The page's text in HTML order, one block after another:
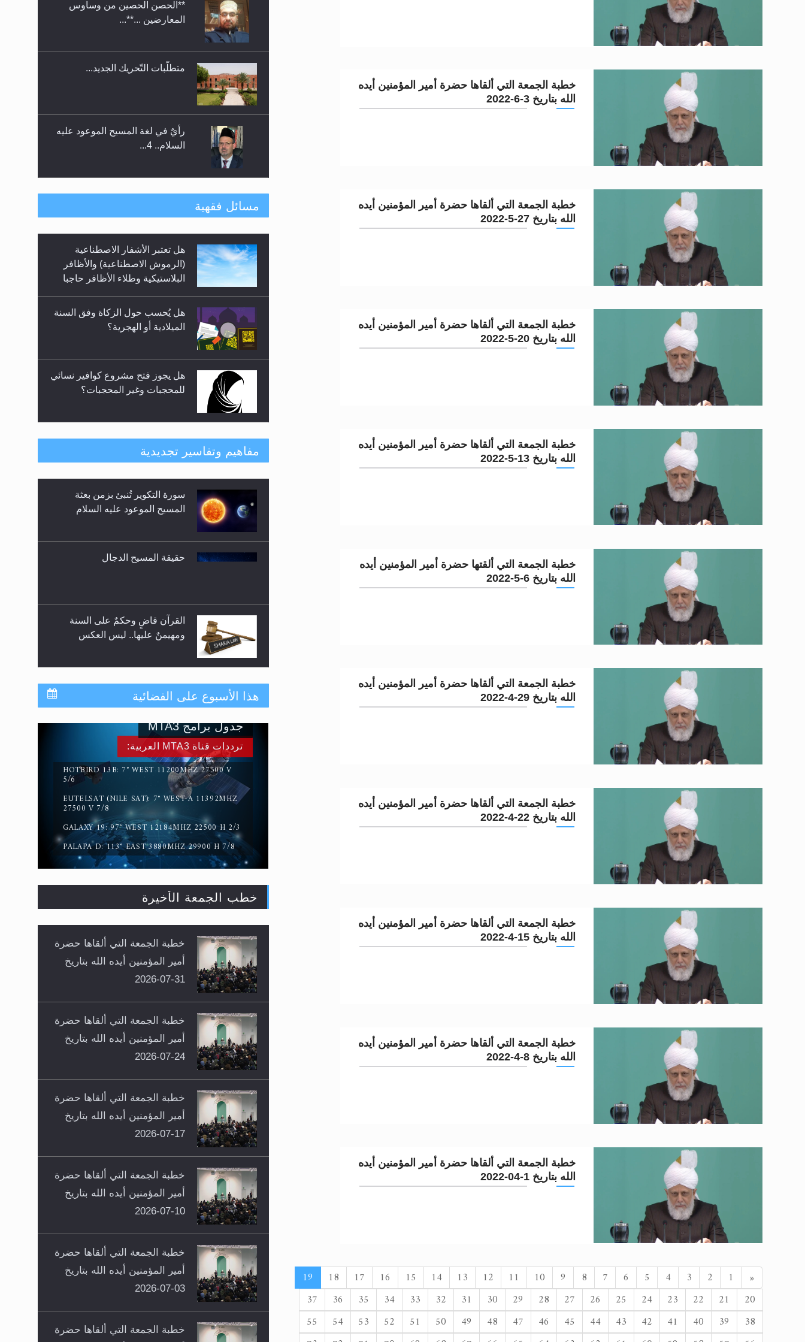
خطبة الجمعة التي ألقاها حضرة أمير المؤمنين أيده
الله بتاريخ 3-6-2022
خطبة الجمعة التي ألقاها حضرة أمير المؤمنين أيده
الله بتاريخ 27-5-2022
خطبة الجمعة التي ألقاها حضرة أمير المؤمنين أيده
الله بتاريخ 20-5-2022
خطبة الجمعة التي ألقاها حضرة أمير المؤمنين أيده
الله بتاريخ 13-5-2022
خطبة الجمعة التي ألقتها حضرة أمير المؤمنين أيده
الله بتاريخ 6-5-2022
خطبة الجمعة التي ألقاها حضرة أمير المؤمنين أيده
الله بتاريخ 29-4-2022
خطبة الجمعة التي ألقاها حضرة أمير المؤمنين أيده
الله بتاريخ 22-4-2022
خطبة الجمعة التي ألقاها حضرة أمير المؤمنين أيده
الله بتاريخ 15-4-2022
خطبة الجمعة التي ألقاها حضرة أمير المؤمنين أيده
الله بتاريخ 8-4-2022
خطبة الجمعة التي ألقاها حضرة أمير المؤمنين أيده
الله بتاريخ 1-04-2022
« السابق1
2
3
4
5
6
7
8
9
10
11
12
13
14
15
16
17
18
19
20
21
22
23
24
25
26
27
28
29
30
31
32
33
34
35
36
37
38
39
40
41
42
43
44
45
46
47
48
49
50
51
52
53
54
55
ندوة حول نظام الوصية في
الجماعة الأحمدية في شيتاغونغ –
**الحصن الحصين من وساوس
المعارضين ...**...
متطلَّبات التّحريك الجديد...
رأيٌ في لغة المسيح الموعود عليه
السلام.. 4...
الهجرة: بحث عن الأمن والسلام في
رأيٌ في لغة المسيح الموعود عليه
السلام ..«3» نظرة في شعر
المسيح الموعود عليه السلام.....
مسائل فقهية
هل تعتبر الأشفار الاصطناعية
(الرموش الاصطناعية) والأظافر
البلاستيكية وطلاء الأظافر حاجبا
هل يُحسب حول الزكاة وفق السنة
الميلادية أو الهجرية؟
هل يجوز فتح مشروع كوافير نسائي
للمحجبات وغير المحجبات؟
فتوى أمير المؤمنين الميرزا مسرور
أحمد أيده الله في أطفال الأنابيب
هل من الصحيح أن ديّة المرأة
المقتولة تساوي نصف ديّة الرجل
مفاهيم وتفاسير تجديدية
سورة التكوير تُنبئ بزمن بعثة
المسيح الموعود عليه السلام
حقيقة المسيح الدجال
القرآن قاضٍ وحكمٌ على السنة
ومهيمنٌ عليها.. ليس العكس
لا ناسخ ولا منسوخ في القرآن
الكريم
المفهوم الحقيقي للجهاد الإسلامي..
هذا الأسبوع على الفضائية
ترددات قناة MTA3 العربية:
HOTBIRD 13B: 7° WEST 11200MHZ 27500 V
5/6
EUTELSAT (NILE SAT): 7° WEST-A 11392MHZ
27500 V 7/8
GALAXY 19: 97° WEST 12184MHZ 22500 H 2/3
PALAPA D: 113° EAST 3880MHZ 29900 H 7/8
جدول برامج MTA3
خطب الجمعة الأخيرة
خطبة الجمعة التي ألقاها حضرة
أمير المؤمنين أيده الله بتاريخ
31-07-2026
خطبة الجمعة التي ألقاها حضرة
أمير المؤمنين أيده الله بتاريخ
24-07-2026
خطبة الجمعة التي ألقاها حضرة
أمير المؤمنين أيده الله بتاريخ
17-07-2026
خطبة الجمعة التي ألقاها حضرة
أمير المؤمنين أيده الله بتاريخ
10-07-2026
خطبة الجمعة التي ألقاها حضرة
أمير المؤمنين أيده الله بتاريخ
03-07-2026
خطبة الجمعة التي ألقاها حضرة